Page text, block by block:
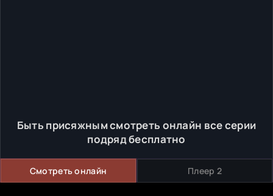
Быть присяжным смотреть онлайн все серии
подряд бесплатно
Смотреть онлайн Плеер 2